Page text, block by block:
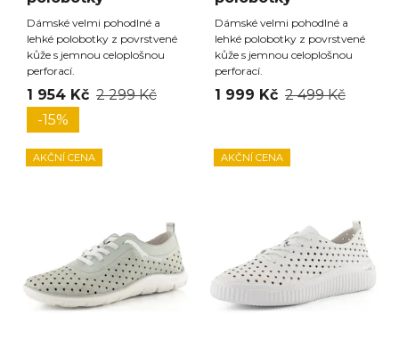
Dámské velmi pohodlné a
lehké polobotky z povrstvené
kůže s jemnou celoplošnou
perforací.
1 954 Kč 2 299 Kč
-15%
Dámské velmi pohodlné a
lehké polobotky z povrstvené
kůže s jemnou celoplošnou
perforací.
1 999 Kč 2 499 Kč
AKČNÍ CENA AKČNÍ CENA